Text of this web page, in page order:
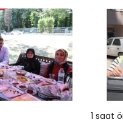
1 saat